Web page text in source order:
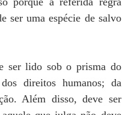
ser uma espécie de salvo
ser lido sob o prisma do
direitos humanos; da
Além disso, deve ser